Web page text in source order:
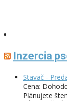
Inzercia
Stavač -
Cena:
Plánujete